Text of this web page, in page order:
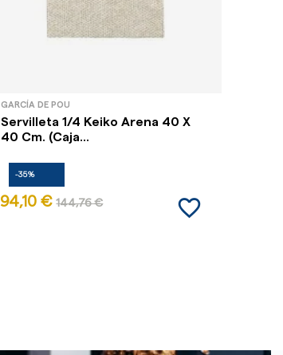
GARCÍA DE POU
Servilleta 1/4 Keiko Arena 40 X
40 Cm. (Caja...
-35%
94,10 € 144,76 € favorite_border